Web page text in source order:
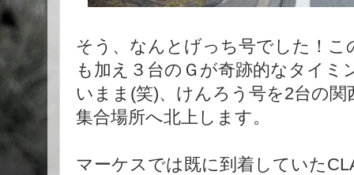
そう、なんとげっち号でした！こ
も加え３台のＧが奇跡的なタイミ
いまま(笑)、けんろう号を2台の
集合場所へ北上します。
マーケスでは既に到着していた